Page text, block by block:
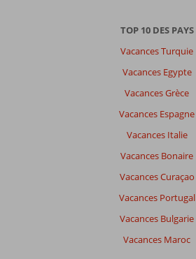
TOP 10 DES PAYS
Vacances Turquie
Vacances Egypte
Vacances Grèce
Vacances Espagne
Vacances Italie
Vacances Bonaire
Vacances Curaçao
Vacances Portugal
Vacances Bulgarie
Vacances Maroc